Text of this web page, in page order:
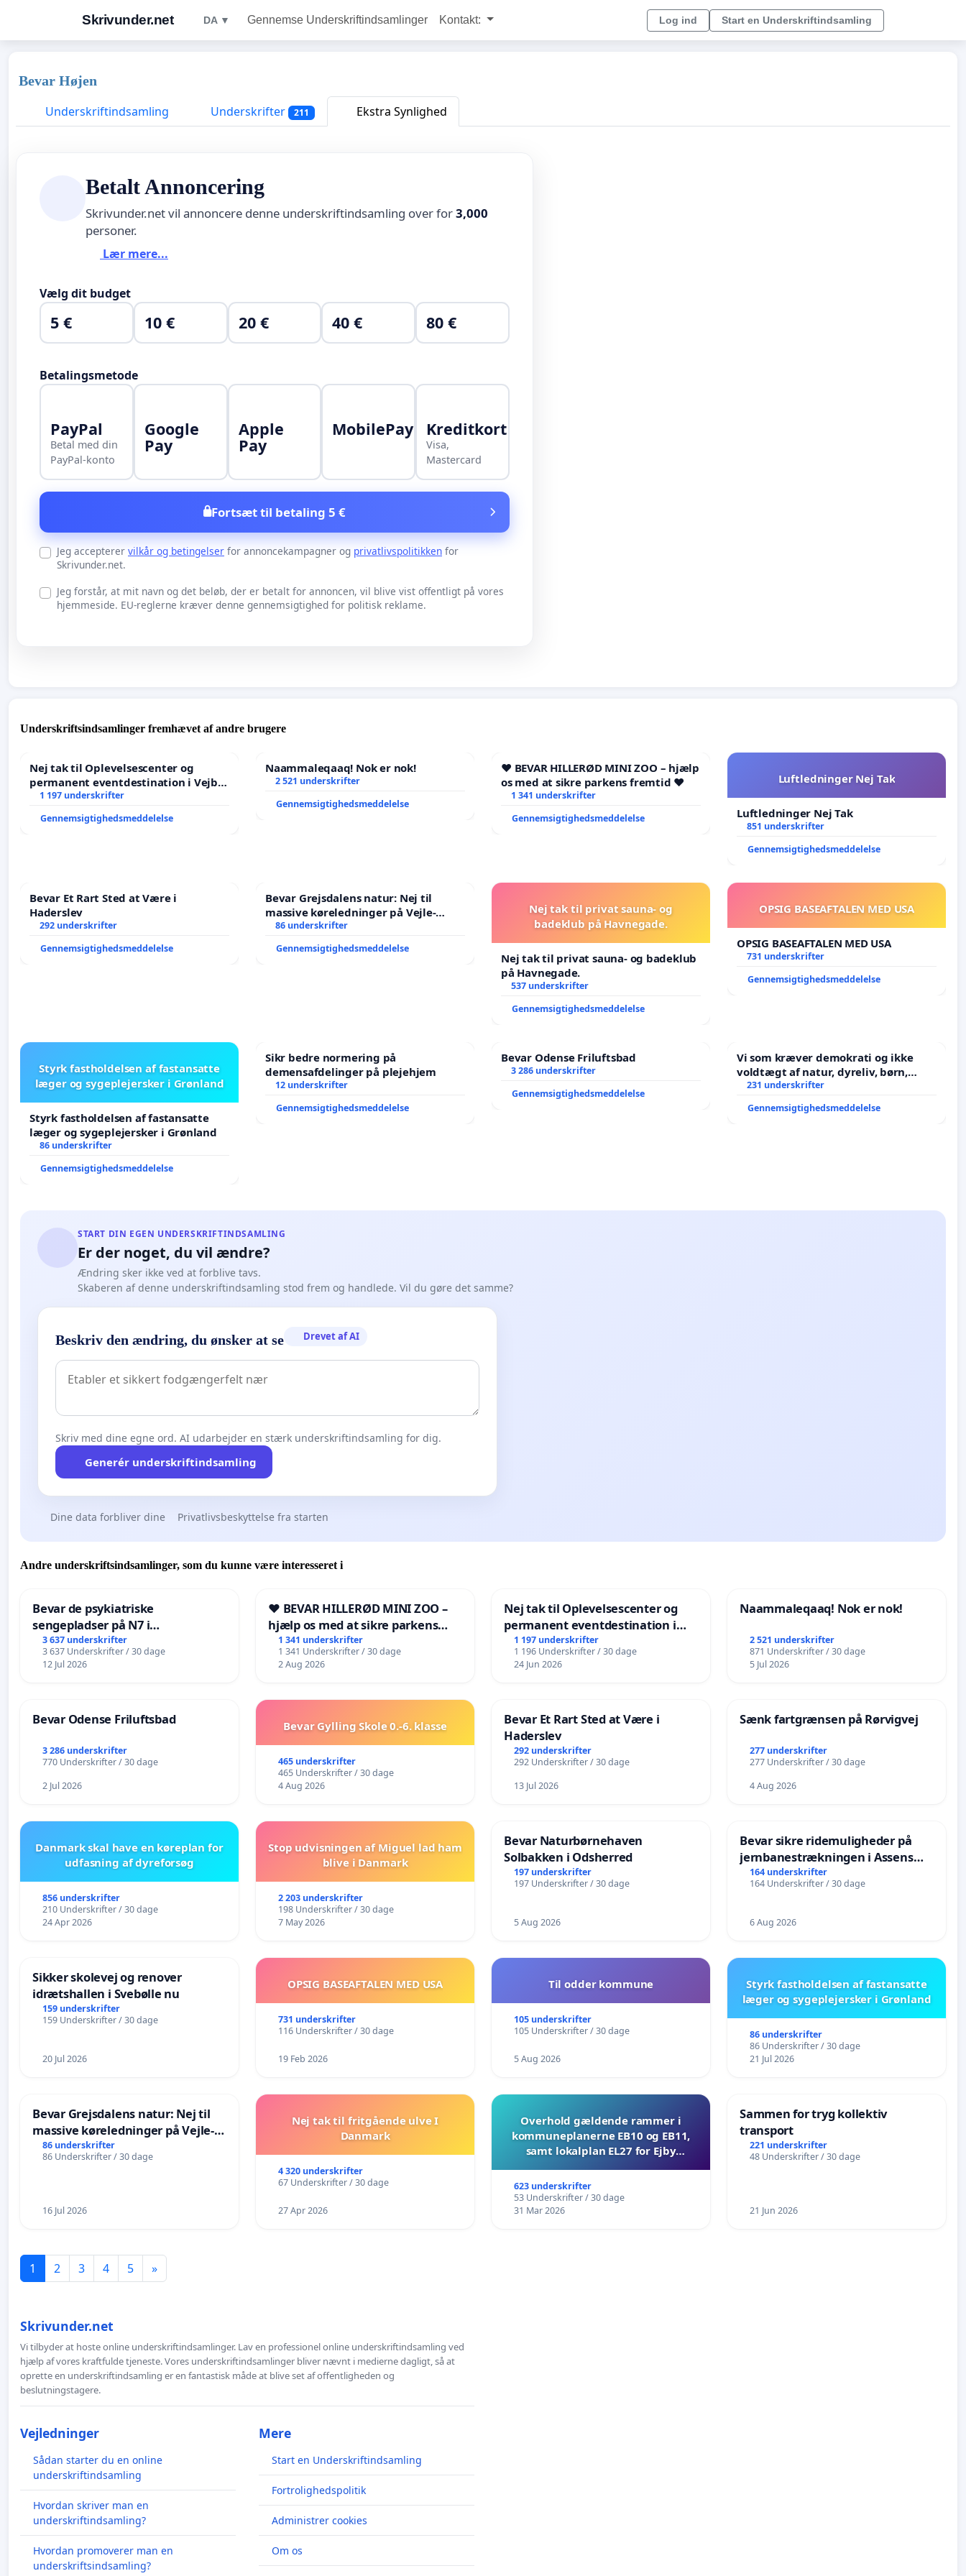
Skrivunder.net DA ▼ Gennemse Underskriftindsamlinger Kontakt: Log ind Start en Underskriftindsamling
Bevar Højen
Underskriftindsamling
Underskrifter 211 Ekstra Synlighed
Betalt Annoncering
Skrivunder.net vil annoncere denne underskriftindsamling over for3,000
personer.
Lær mere...
Vælg dit budget
5 € 10 € 20 € 40 € 80 €
Betalingsmetode
PayPal
Betal med din
PayPal-konto
Google
Pay
Apple
Pay
MobilePay Kreditkort
Visa,
Mastercard
Fortsæt til betaling 5 €
Jeg accepterer vilkår og betingelser for annoncekampagner og privatlivspolitikken for
Skrivunder.net.
Jeg forstår, at mit navn og det beløb, der er betalt for annoncen, vil blive vist offentligt på vores
hjemmeside. EU-reglerne kræver denne gennemsigtighed for politisk reklame.
Underskriftsindsamlinger fremhævet af andre brugere
Nej tak til Oplevelsescenter og
permanent eventdestination i Vejby
- Ja tak til et levende lokalområde i
1 197 underskrifter
Gennemsigtighedsmeddelelse
Naammaleqaaq! Nok er nok!
2 521 underskrifter
Gennemsigtighedsmeddelelse
❤️ BEVAR HILLERØD MINI ZOO – hjælp
os med at sikre parkens fremtid ❤️
1 341 underskrifter
Gennemsigtighedsmeddelelse
Luftledninger Nej Tak
Luftledninger Nej Tak
851 underskrifter
Gennemsigtighedsmeddelelse
Bevar Et Rart Sted at Være i
Haderslev
292 underskrifter
Gennemsigtighedsmeddelelse
Bevar Grejsdalens natur: Nej til
massive køreledninger på Vejle-
Struer-banen
86 underskrifter
Gennemsigtighedsmeddelelse
Nej tak til privat sauna- og
badeklub på Havnegade.
Nej tak til privat sauna- og badeklub
på Havnegade.
537 underskrifter
Gennemsigtighedsmeddelelse
OPSIG BASEAFTALEN MED USA
OPSIG BASEAFTALEN MED USA
731 underskrifter
Gennemsigtighedsmeddelelse
Styrk fastholdelsen af fastansatte
læger og sygeplejersker i Grønland
Styrk fastholdelsen af fastansatte
læger og sygeplejersker i Grønland
86 underskrifter
Gennemsigtighedsmeddelelse
Sikr bedre normering på
demensafdelinger på plejehjem
12 underskrifter
Gennemsigtighedsmeddelelse
Bevar Odense Friluftsbad
3 286 underskrifter
Gennemsigtighedsmeddelelse
Vi som kræver demokrati og ikke
voldtægt af natur, dyreliv, børn,
unge Borgene har sagt NEJ i mange
231 underskrifter
Gennemsigtighedsmeddelelse
START DIN EGEN UNDERSKRIFTINDSAMLING
Er der noget, du vil ændre?
Ændring sker ikke ved at forblive tavs.
Skaberen af denne underskriftindsamling stod frem og handlede. Vil du gøre det samme?
Beskriv den ændring, du ønsker at se Drevet af AI
Skriv med dine egne ord. AI udarbejder en stærk underskriftindsamling for dig.
Generér underskriftindsamling
Dine data forbliver dine Privatlivsbeskyttelse fra starten
Andre underskriftsindsamlinger, som du kunne være interesseret i
Bevar de psykiatriske
sengepladser på N7 i
Frederikshavn
3 637 underskrifter
3 637 Underskrifter / 30 dage
12 Jul 2026
❤️ BEVAR HILLERØD MINI ZOO –
hjælp os med at sikre parkens
fremtid ❤️
1 341 underskrifter
1 341 Underskrifter / 30 dage
2 Aug 2026
Nej tak til Oplevelsescenter og
permanent eventdestination i
Vejby - Ja tak til et levende
lokalområde i balance
1 197 underskrifter
1 196 Underskrifter / 30 dage
24 Jun 2026
Naammaleqaaq! Nok er nok!
2 521 underskrifter
871 Underskrifter / 30 dage
5 Jul 2026
Bevar Odense Friluftsbad
3 286 underskrifter
770 Underskrifter / 30 dage
2 Jul 2026
Bevar Gylling Skole 0.-6. klasse
465 underskrifter
465 Underskrifter / 30 dage
4 Aug 2026
Bevar Et Rart Sted at Være i
Haderslev
292 underskrifter
292 Underskrifter / 30 dage
13 Jul 2026
Sænk fartgrænsen på Rørvigvej
277 underskrifter
277 Underskrifter / 30 dage
4 Aug 2026
Danmark skal have en køreplan for
udfasning af dyreforsøg
856 underskrifter
210 Underskrifter / 30 dage
24 Apr 2026
Stop udvisningen af Miguel lad ham
blive i Danmark
2 203 underskrifter
198 Underskrifter / 30 dage
7 May 2026
Bevar Naturbørnehaven
Solbakken i Odsherred
197 underskrifter
197 Underskrifter / 30 dage
5 Aug 2026
Bevar sikre ridemuligheder på
jernbanestrækningen i Assens
Kommune
164 underskrifter
164 Underskrifter / 30 dage
6 Aug 2026
Sikker skolevej og renover
idrætshallen i Svebølle nu
159 underskrifter
159 Underskrifter / 30 dage
20 Jul 2026
OPSIG BASEAFTALEN MED USA
731 underskrifter
116 Underskrifter / 30 dage
19 Feb 2026
Til odder kommune
105 underskrifter
105 Underskrifter / 30 dage
5 Aug 2026
Styrk fastholdelsen af fastansatte
læger og sygeplejersker i Grønland
86 underskrifter
86 Underskrifter / 30 dage
21 Jul 2026
Bevar Grejsdalens natur: Nej til
massive køreledninger på Vejle-
Struer-banen
86 underskrifter
86 Underskrifter / 30 dage
16 Jul 2026
Nej tak til fritgående ulve I
Danmark
4 320 underskrifter
67 Underskrifter / 30 dage
27 Apr 2026
Overhold gældende rammer i
kommuneplanerne EB10 og EB11,
samt lokalplan EL27 for Ejby
623 underskrifter
53 Underskrifter / 30 dage
31 Mar 2026
Sammen for tryg kollektiv
transport
221 underskrifter
48 Underskrifter / 30 dage
21 Jun 2026
1 2 3 4 5 »
Skrivunder.net
Vi tilbyder at hoste online underskriftindsamlinger. Lav en professionel online underskriftindsamling ved
hjælp af vores kraftfulde tjeneste. Vores underskriftindsamlinger bliver nævnt i medierne dagligt, så at
oprette en underskriftindsamling er en fantastisk måde at blive set af offentligheden og
beslutningstagere.
Vejledninger
Sådan starter du en online
underskriftindsamling
Hvordan skriver man en
underskriftindsamling?
Hvordan promoverer man en
underskriftsindsamling?
Mere
Start en Underskriftindsamling
Fortrolighedspolitik
Administrer cookies
Om os